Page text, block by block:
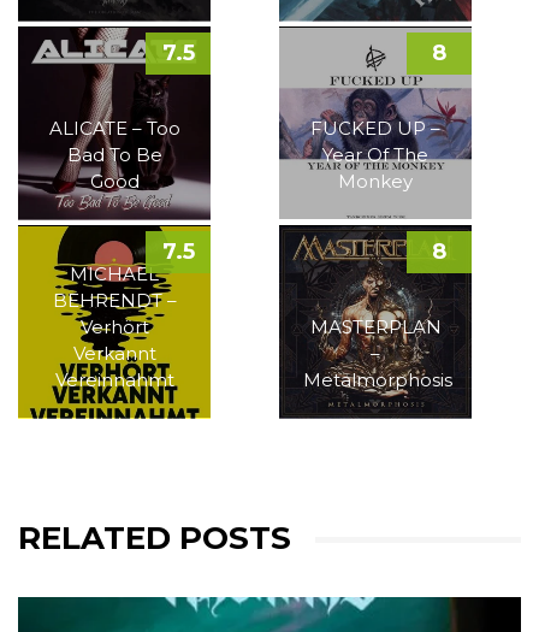
ALICATE – Too
Bad To Be
Good
7.5
FUCKED UP –
Year Of The
Monkey
8
MICHAEL
BEHRENDT –
Verhört
Verkannt
Vereinnahmt
7.5
MASTERPLAN
–
Metalmorphosis
8
RELATED POSTS